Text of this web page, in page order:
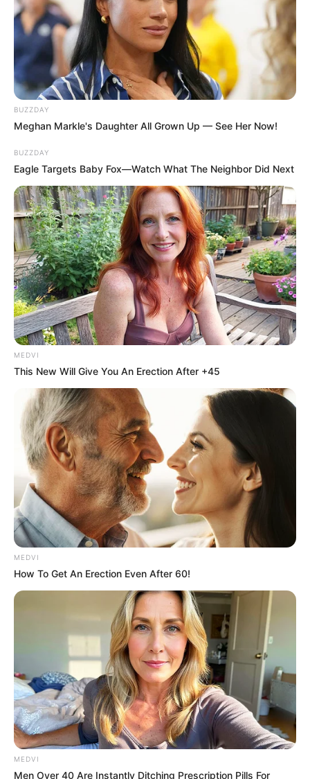
BUZZDAY
Meghan Markle's Daughter All Grown Up — See Her Now!
BUZZDAY
Eagle Targets Baby Fox—Watch What The Neighbor Did Next
MEDVI
This New Will Give You An Erection After +45
MEDVI
How To Get An Erection Even After 60!
MEDVI
Men Over 40 Are Instantly Ditching Prescription Pills For